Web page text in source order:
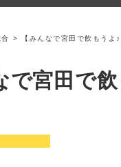
> 【みんなで宮田で飲もうよ
で宮田で